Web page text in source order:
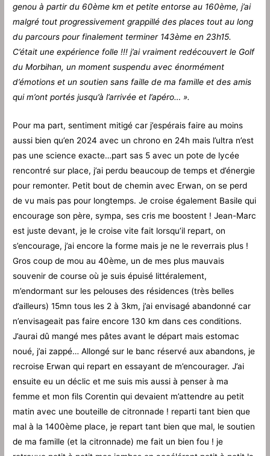
genou à partir du 60ème km et petite entorse au 160ème, j’ai
malgré tout progressivement grappillé des places tout au long
du parcours pour finalement terminer 143ème en 23h15.
C’était une expérience folle !!! j’ai vraiment redécouvert le Golf
du Morbihan, un moment suspendu avec énormément
d’émotions et un soutien sans faille de ma famille et des amis
qui m’ont portés jusqu’à l’arrivée et l’apéro… ».
Pour ma part, sentiment mitigé car j’espérais faire au moins
aussi bien qu’en 2024 avec un chrono en 24h mais l’ultra n’est
pas une science exacte…part sas 5 avec un pote de lycée
rencontré sur place, j’ai perdu beaucoup de temps et d’énergie
pour remonter. Petit bout de chemin avec Erwan, on se perd
de vu mais pas pour longtemps. Je croise également Basile qui
encourage son père, sympa, ses cris me boostent ! Jean-Marc
est juste devant, je le croise vite fait lorsqu’il repart, on
s’encourage, j’ai encore la forme mais je ne le reverrais plus !
Gros coup de mou au 40ème, un de mes plus mauvais
souvenir de course où je suis épuisé littéralement,
m’endormant sur les pelouses des résidences (très belles
d’ailleurs) 15mn tous les 2 à 3km, j’ai envisagé abandonné car
n’envisageait pas faire encore 130 km dans ces conditions.
J’aurai dû mangé mes pâtes avant le départ mais estomac
noué, j’ai zappé… Allongé sur le banc réservé aux abandons, je
recroise Erwan qui repart en essayant de m’encourager. J’ai
ensuite eu un déclic et me suis mis aussi à penser à ma
femme et mon fils Corentin qui devaient m’attendre au petit
matin avec une bouteille de citronnade ! reparti tant bien que
mal à la 1400ème place, je repart tant bien que mal, le soutien
de ma famille (et la citronnade) me fait un bien fou ! je